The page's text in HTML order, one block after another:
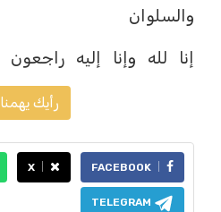
والسلوان
إنا لله وإنا إليه راجعون
رأيك يهمنا
FACEBOOK
X
TELEGRAM